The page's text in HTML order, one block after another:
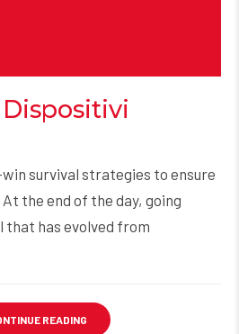
survival strategies to ensure
the end of the day, going
that has evolved from
READING